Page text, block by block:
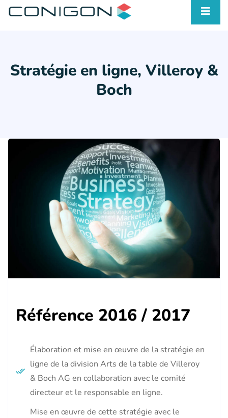
Stratégie en ligne, Villeroy &
Boch
Référence 2016 / 2017
Élaboration et mise en œuvre de la stratégie en
ligne de la division Arts de la table de Villeroy
& Boch AG en collaboration avec le comité
directeur et le responsable en ligne.
Mise en œuvre de cette stratégie avec le